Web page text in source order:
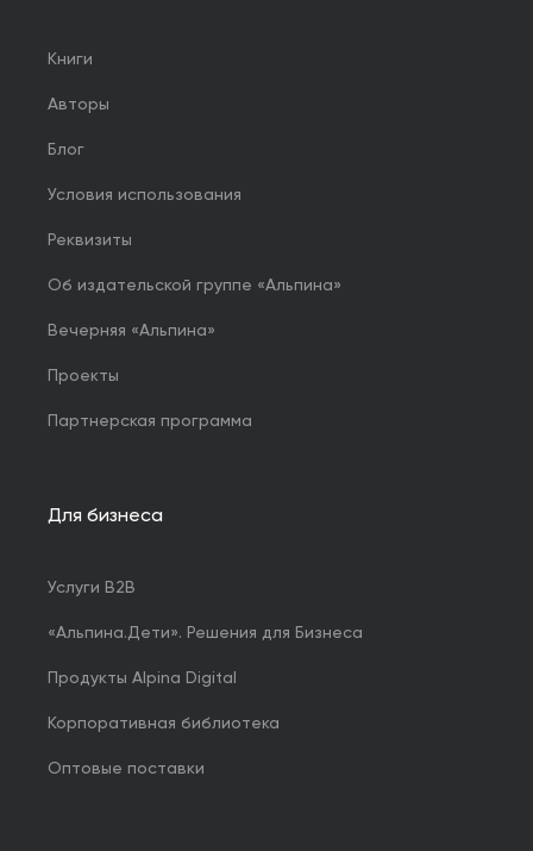
Книги
Авторы
Блог
Условия использования
Реквизиты
Об издательской группе «Альпина»
Вечерняя «Альпина»
Проекты
Партнерская программа
Для бизнеса
Услуги B2B
«Альпина.Дети». Решения для Бизнеса
Продукты Alpina Digital
Корпоративная библиотека
Оптовые поставки